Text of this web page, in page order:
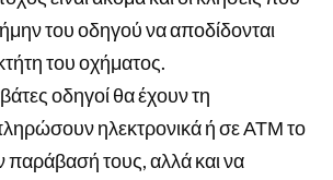
του οδηγού να αποδίδονται
του οχήματος.
οδηγοί θα έχουν τη
ηλεκτρονικά ή σε ΑΤΜ το
παράβασή τους, αλλά και να